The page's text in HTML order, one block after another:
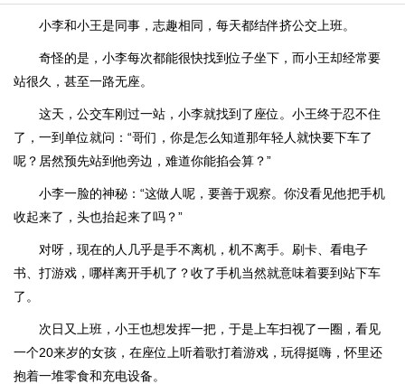
小李和小王是同事，志趣相同，每天都结伴挤公交上班。
奇怪的是，小李每次都能很快找到位子坐下，而小王却经常要
站很久，甚至一路无座。
这天，公交车刚过一站，小李就找到了座位。小王终于忍不住
了，一到单位就问：“哥们，你是怎么知道那年轻人就快要下车了
呢？居然预先站到他旁边，难道你能掐会算？”
小李一脸的神秘：“这做人呢，要善于观察。你没看见他把手机
收起来了，头也抬起来了吗？”
对呀，现在的人几乎是手不离机，机不离手。刷卡、看电子
书、打游戏，哪样离开手机了？收了手机当然就意味着要到站下车
了。
次日又上班，小王也想发挥一把，于是上车扫视了一圈，看见
一个20来岁的女孩，在座位上听着歌打着游戏，玩得挺嗨，怀里还
抱着一堆零食和充电设备。